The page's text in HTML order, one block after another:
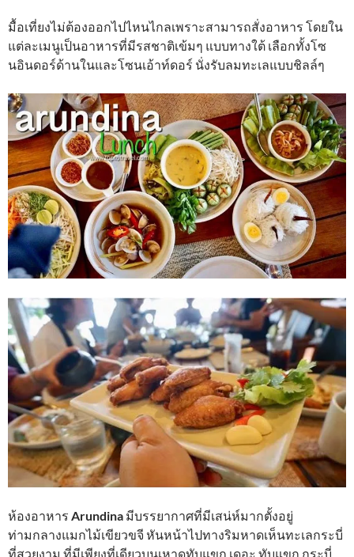
มื้อเที่ยงไม่ต้องออกไปไหนไกลเพราะสามารถสั่งอาหาร โดยใน
แต่ละเมนูเป็นอาหารที่มีรสชาติเข้มๆ แบบทางใต้ เลือกทั้งโซ
นอินดอร์ด้านในและโซนเอ้าท์ดอร์ นั่งรับลมทะเลแบบชิลล์ๆ
ห้องอาหาร Arundina มีบรรยากาศที่มีเสน่ห์มากตั้งอยู่
ท่ามกลางแมกไม้เขียวขจี หันหน้าไปทางริมหาดเห็นทะเลกระบี่
ที่สวยงาม ที่มีเพียงที่เดียวบนเหาดทับแขก เดอะ ทับแขก กระบี่